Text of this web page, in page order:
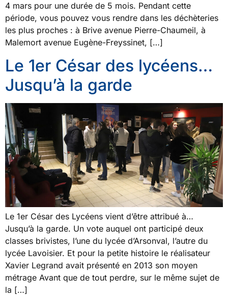
4 mars pour une durée de 5 mois. Pendant cette
période, vous pouvez vous rendre dans les déchèteries
les plus proches : à Brive avenue Pierre-Chaumeil, à
Malemort avenue Eugène-Freyssinet, […]
Le 1er César des lycéens…
Jusqu’à la garde
Le 1er César des Lycéens vient d’être attribué à…
Jusqu’à la garde. Un vote auquel ont participé deux
classes brivistes, l’une du lycée d’Arsonval, l’autre du
lycée Lavoisier. Et pour la petite histoire le réalisateur
Xavier Legrand avait présenté en 2013 son moyen
métrage Avant que de tout perdre, sur le même sujet de
la […]